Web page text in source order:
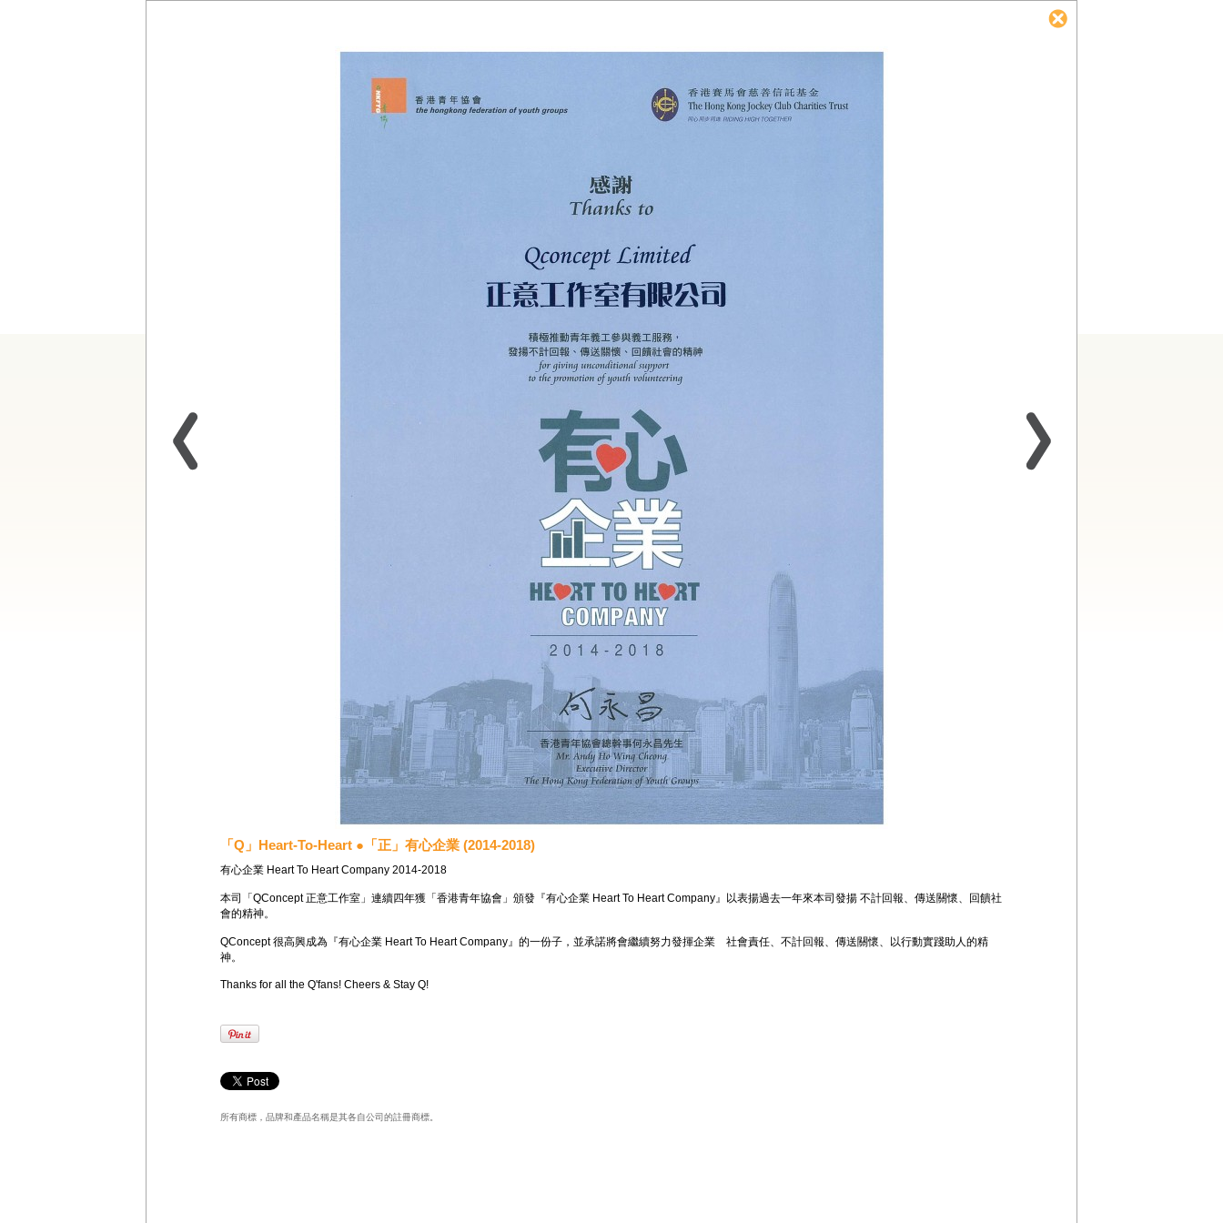
Copyright © QConcept Ltd. All rights reserved. Designed & Powered by QConcept Ltd.
「Q」Heart-To-Heart ●「正」有心企業 (2014-2018)
有心企業 Heart To Heart Company 2014-2018
本司「QConcept 正意工作室」連續四年獲「香港青年協會」頒發『有心企業 Heart To Heart Company』以表揚過去一年來本司發揚 不計回報、傳送關懷、回饋社
會的精神。
QConcept 很高興成為『有心企業 Heart To Heart Company』的一份子，並承諾將會繼續努力發揮企業
社會責任、不計回報、傳送關懷、以行動實踐助人的精
神。
Thanks for all the Q'fans! Cheers & Stay Q!
所有商標，品牌和產品名稱是其各自公司的註冊商標。